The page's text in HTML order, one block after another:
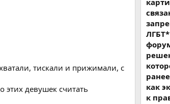
тискали и прижимали, с
девушек считать
как
к